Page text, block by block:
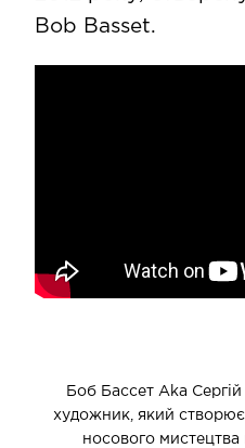
Bob Basset.
Боб Бассет Аka
художник, який створює
носового мистецтва